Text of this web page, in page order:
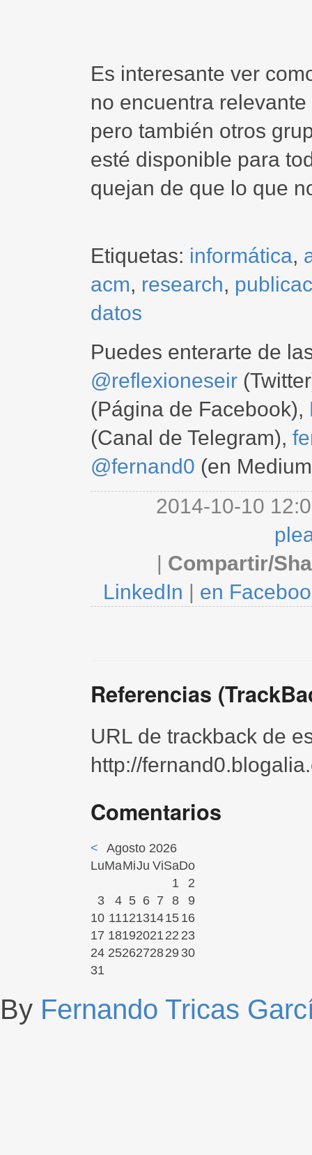
Es interesante ver
no encuentra
pero también otros
esté disponible para
quejan de que lo que
Etiquetas: informática,
acm, research,
datos
Puedes enterarte de
@reflexioneseir
(Página de Facebook),
(Canal de Telegram),
@fernand0 (en
2014-10-10
| Compartir/
LinkedIn | en
Referencias
URL de trackback de
http://
Comentarios
<
Agosto 2026
LuMaMiJu ViSaDo
1
2
3
4 5 6 7 8
9
10 1112131415 16
17 18192021 22 23
24 2526272829 30
31
By Fernando Tricas